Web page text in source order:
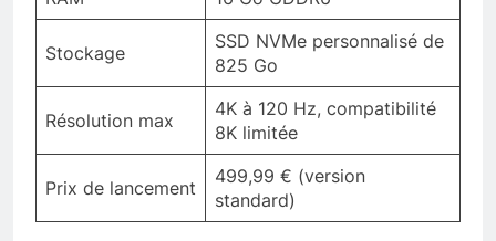
Stockage
SSD NVMe personnalisé de
825 Go
Résolution max
4K à 120 Hz, compatibilité
8K limitée
Prix de lancement
499,99 € (version
standard)